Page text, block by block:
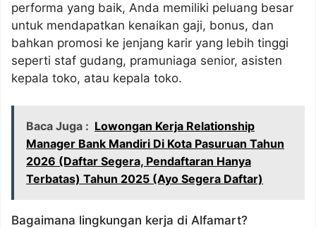
performa yang baik, Anda memiliki peluang besar
untuk mendapatkan kenaikan gaji, bonus, dan
bahkan promosi ke jenjang karir yang lebih tinggi
seperti staf gudang, pramuniaga senior, asisten
kepala toko, atau kepala toko.
Baca Juga : Lowongan Kerja Relationship
Manager Bank Mandiri Di Kota Pasuruan Tahun
2026 (Daftar Segera, Pendaftaran Hanya
Terbatas) Tahun 2025 (Ayo Segera Daftar)
Bagaimana lingkungan kerja di Alfamart?